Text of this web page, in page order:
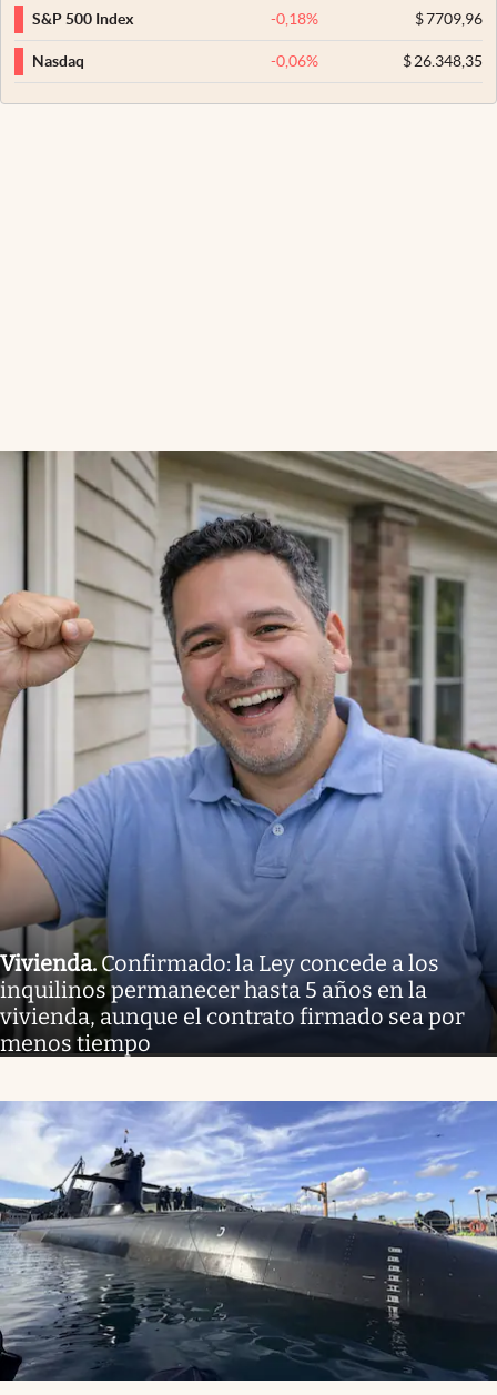
S&P 500 Index -0,18% $7709,96
Nasdaq -0,06% $26.348,35
Vivienda.Confirmado: la Ley concede a los
inquilinos permanecer hasta 5 años en la
vivienda, aunque el contrato firmado sea por
menos tiempo